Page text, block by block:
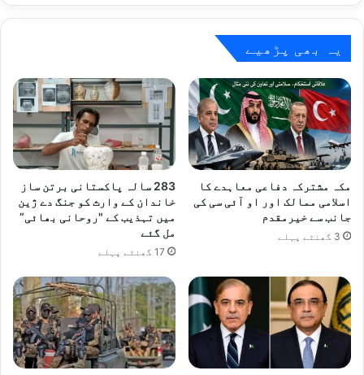
یہ بھی پڑھیے
مکہ مشترکہ دفاعی معاہدے کا
اسلامی ممالک اور او آئی سی کی
جانب سے خیرمقدم
3 گھنٹے پہلے
283 سالہ پاکستانی برتن ساز
خاندان کے وارث کو جنگ دے ژین
میں تہذیب کے "روحانی بھائی”
مل گئے
17 گھنٹے پہلے